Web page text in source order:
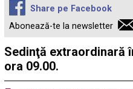
Share pe Facebook
Abonează-te la newsletter
Sedinţă extraordinară
ora 09.00.